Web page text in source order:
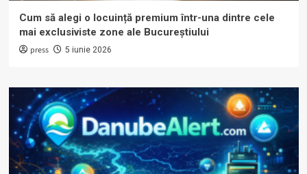
Cum să alegi o locuință premium într-una dintre cele
mai exclusiviste zone ale Bucureștiului
press 5 iunie 2026